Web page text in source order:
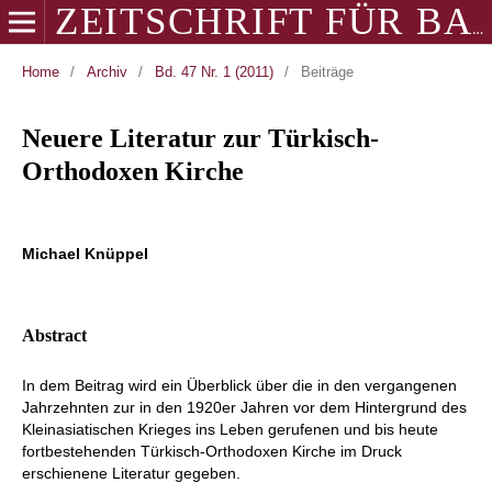
ZEITSCHRIFT FÜR BALKANOLOGIE
Home / Archiv / Bd. 47 Nr. 1 (2011) / Beiträge
Neuere Literatur zur Türkisch-
Orthodoxen Kirche
Michael Knüppel
Abstract
In dem Beitrag wird ein Überblick über die in den vergangenen
Jahrzehnten zur in den 1920er Jahren vor dem Hintergrund des
Kleinasiatischen Krieges ins Leben gerufenen und bis heute
fortbestehenden Türkisch-Orthodoxen Kirche im Druck
erschienene Literatur gegeben.